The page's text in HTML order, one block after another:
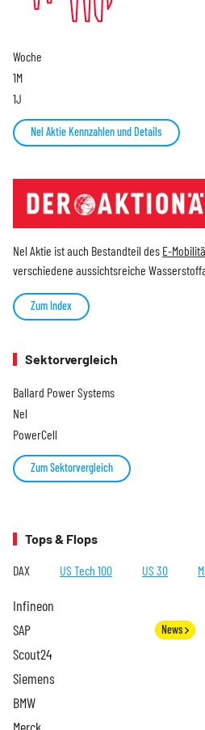
Woche
1M
1J
Nel Aktie Kennzahlen und Details
Nel Aktie ist auch Bestandteil des E-
verschiedene aussichtsreiche
Zum Index
Sektorvergleich
Ballard Power Systems
Nel
PowerCell
Zum Sektorvergleich
Tops & Flops
DAX US Tech 100 US 30
Infineon
SAP News
Scout24
Siemens
BMW